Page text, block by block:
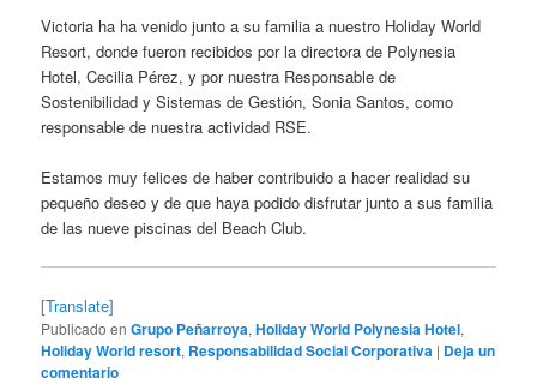
Victoria ha ha venido junto a su familia a nuestro Holiday World
Resort, donde fueron recibidos por la directora de Polynesia
Hotel, Cecilia Pérez, y por nuestra Responsable de
Sostenibilidad y Sistemas de Gestión, Sonia Santos, como
responsable de nuestra actividad RSE.
Estamos muy felices de haber contribuido a hacer realidad su
pequeño deseo y de que haya podido disfrutar junto a sus familia
de las nueve piscinas del Beach Club.
[Translate]
Publicado en Grupo Peñarroya,Holiday World Polynesia Hotel,
Holiday World resort, Responsabilidad Social Corporativa | Deja un
comentario